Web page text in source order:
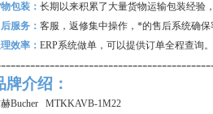
包装： 长期以来积累了大量货物运输包装经验
服务： 客服，返修集中操作，*的售后系统确保
效率： ERP系统做单，可以提供订单全程查询。
牌介绍：
Bucher MTKKAVB-1M22